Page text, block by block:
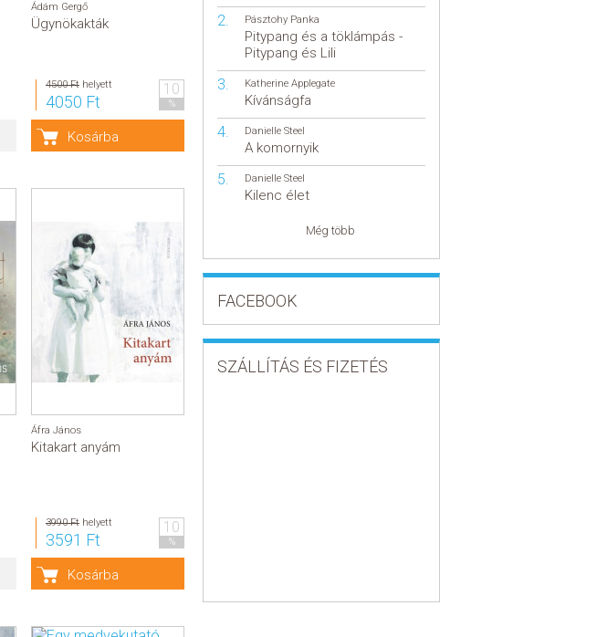
Ádám Gergő
Ügynökakták
4500 Ft helyett
4050 Ft
10
%
Kosárba
Áfra János
Kitakart anyám
3990 Ft helyett
3591 Ft
10
%
Kosárba
Pásztohy Panka
Pitypang és a töklámpás -
Pitypang és Lili
Katherine Applegate
Kívánságfa
Danielle Steel
A komornyik
Danielle Steel
Kilenc élet
Még több
FACEBOOK
SZÁLLÍTÁS ÉS FIZETÉS